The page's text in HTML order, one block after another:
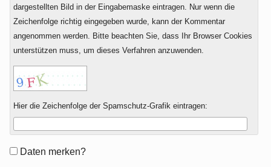
dargestellten Bild in der Eingabemaske eintragen. Nur wenn die
Zeichenfolge richtig eingegeben wurde, kann der Kommentar
angenommen werden. Bitte beachten Sie, dass Ihr Browser Cookies
unterstützen muss, um dieses Verfahren anzuwenden.
Hier die Zeichenfolge der Spamschutz-Grafik eintragen:
Formular-
Daten merken?